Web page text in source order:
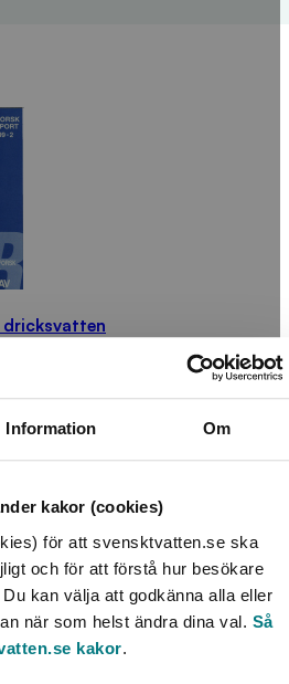
Information Om
kakor (cookies)
för att svensktvatten.se ska
och för att förstå hur besökare
kan välja att godkänna alla eller
när som helst ändra dina val. Så
kakor.
kostnader enligt DRIVA